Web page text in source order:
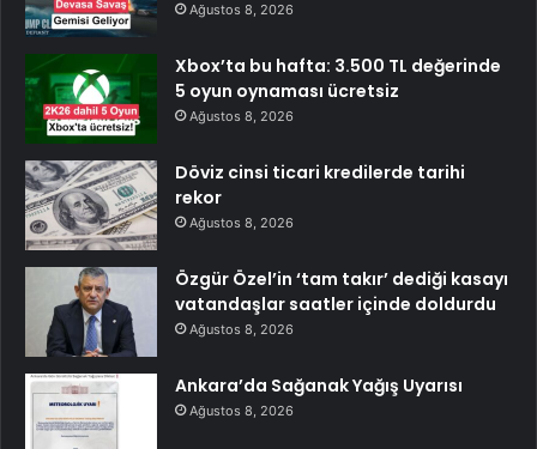
Ağustos 8, 2026
Xbox’ta bu hafta: 3.500 TL değerinde
5 oyun oynaması ücretsiz
Ağustos 8, 2026
Döviz cinsi ticari kredilerde tarihi
rekor
Ağustos 8, 2026
Özgür Özel’in ‘tam takır’ dediği kasayı
vatandaşlar saatler içinde doldurdu
Ağustos 8, 2026
Ankara’da Sağanak Yağış Uyarısı
Ağustos 8, 2026